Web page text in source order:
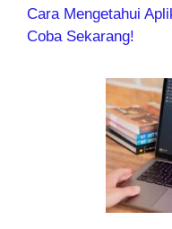
Cara Mengetahui
Coba Sekarang!